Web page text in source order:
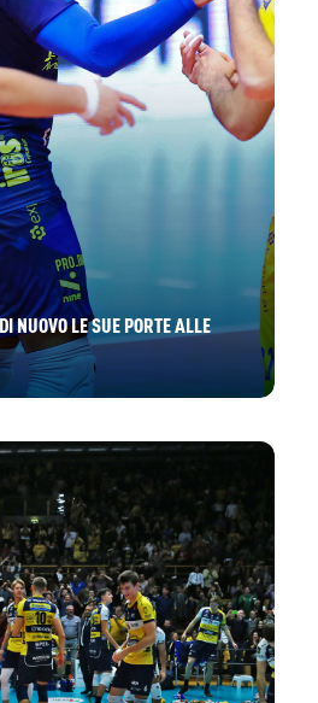
NUOVO LE SUE PORTE ALLE